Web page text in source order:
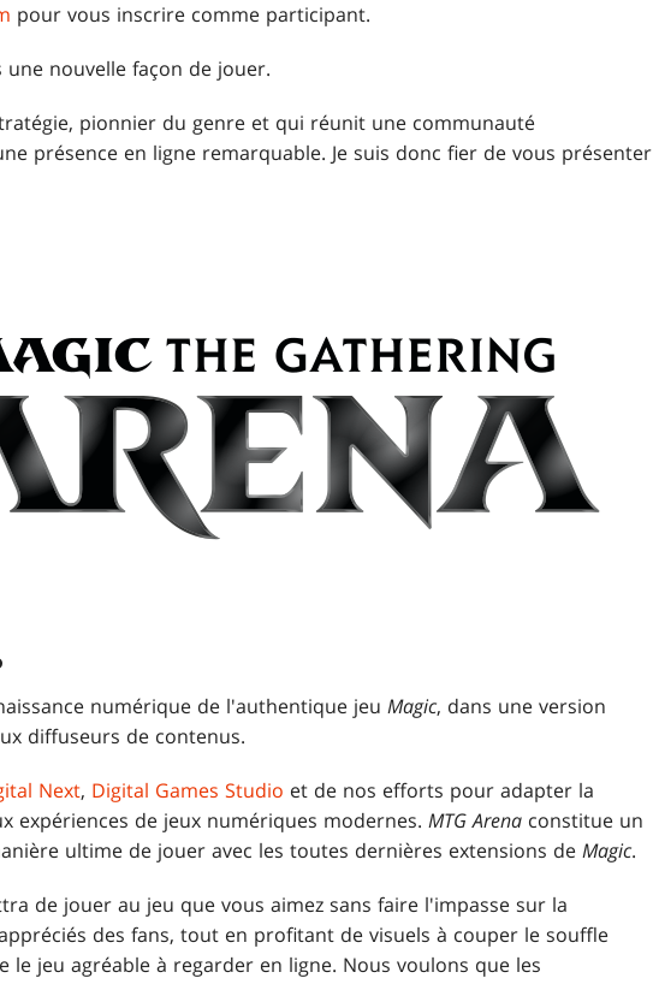
pour vous inscrire comme participant.
nouvelle façon de jouer.
pionnier du genre et qui réunit une communauté
présence en ligne remarquable. Je suis donc fier de vous présenter
numérique de l'authentique jeu Magic, dans une version
diffuseurs de contenus.
Next, Digital Games Studio et de nos efforts pour adapter la
expériences de jeux numériques modernes. MTG Arena constitue un
ultime de jouer avec les toutes dernières extensions de Magic.
de jouer au jeu que vous aimez sans faire l'impasse sur la
des fans, tout en profitant de visuels à couper le souffle
jeu agréable à regarder en ligne. Nous voulons que les